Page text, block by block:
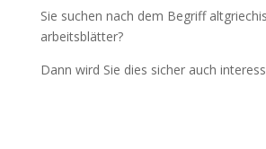
Sie suchen nach dem Begriff
arbeitsblätter?
Dann wird Sie dies sicher auch